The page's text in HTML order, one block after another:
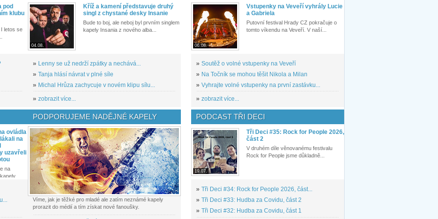
pod
klubu
letos se
04.08.
Kříž a kamení představuje druhý
singl z chystané desky Insanie
Bude to boj, ale neboj byl prvním singlem
kapely Insania z nového alba...
» Lenny se už nedrží zpátky a nechává...
» Tanja hlásí návrat v plné síle
» Michal Hrůza zachycuje v novém klipu sílu...
» zobrazit více...
06.08.
Vstupenky na Veveří vyhrály Lucie
a Gabriela
Putovní festival Hrady CZ pokračuje o
tomto víkendu na Veveří. V naší...
» Soutěž o volné vstupenky na Veveří
» Na Točník se mohou těšit Nikola a Milan
» Vyhrajte volné vstupenky na první zastávku...
» zobrazit více...
ovládla
na
uzavřeli
na
PODPORUJEME NADĚJNÉ KAPELY
Víme, jak je těžké pro mladé ale zatím neznámé kapely
prorazit do médií a tím získat nové fanoušky.
PODCAST TŘI DECI
19.07.
Tři Deci #35: Rock for People 2026,
část 2
V druhém díle věnovanému festivalu
Rock for People jsme důkladně...
» Tři Deci #34: Rock for People 2026, část...
» Tři Deci #33: Hudba za Covidu, část 2
» Tři Deci #32: Hudba za Covidu, část 1